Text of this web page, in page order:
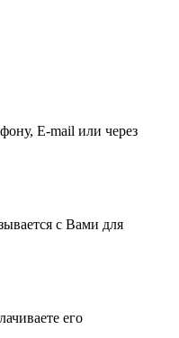
E-mail или через
с Вами для
его